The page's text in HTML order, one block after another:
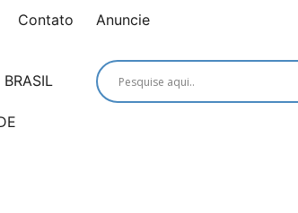
Contato Anuncie
BRASIL